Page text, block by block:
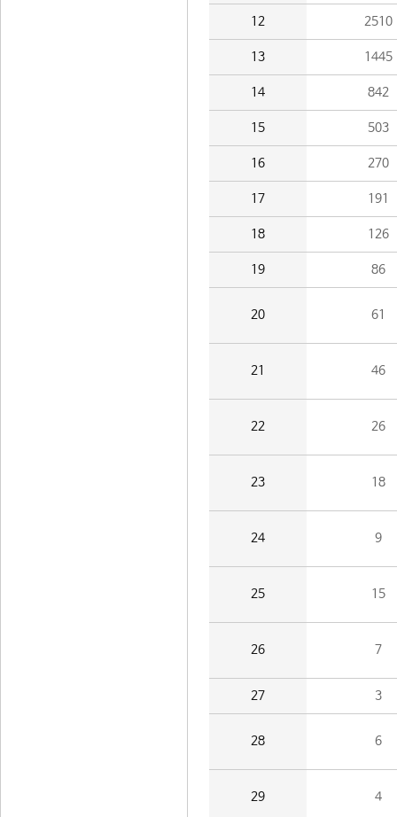
12 2510
13 1445
14 842
15 503
16 270
17 191
18 126
19 86
20 61
21 46
22 26
23 18
24 9
25 15
26 7
27 3
28 6
29 4